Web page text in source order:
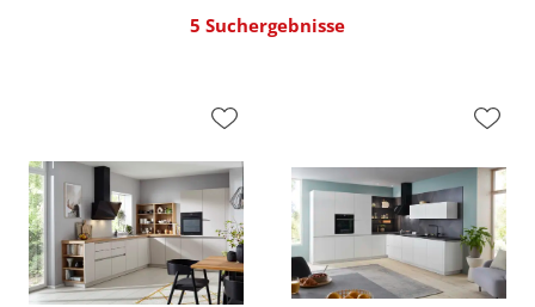
5 Suchergebnisse